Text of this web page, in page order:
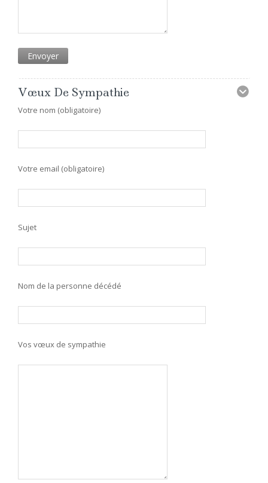
Vœux De Sympathie
Votre nom (obligatoire)
Votre email (obligatoire)
Sujet
Nom de la personne décédé
Vos vœux de sympathie